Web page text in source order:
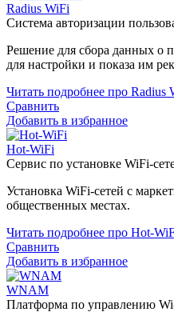
Radius WiFi
Система авторизации
Решение для сбора данных о
для настройки и показа им
Читать подробнее про Radius
Сравнить
Добавить в избранное
Hot-WiFi
Сервис по установке WiFi-
Установка WiFi-сетей с
общественных местах.
Читать подробнее про Hot-
Сравнить
Добавить в избранное
WNAM
Платформа по управлению